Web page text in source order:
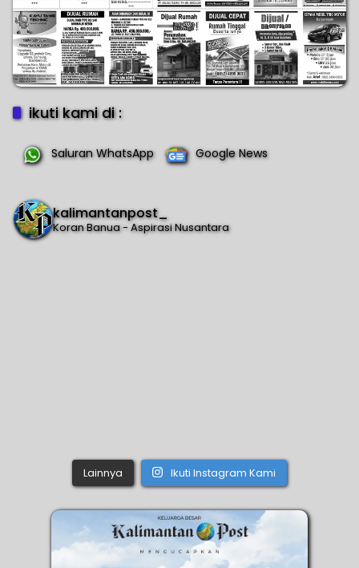
ikuti kami di :
Saluran WhatsApp Google News
kalimantanpost_
Koran Banua - Aspirasi Nusantara
Lainnya Ikuti Instagram Kami